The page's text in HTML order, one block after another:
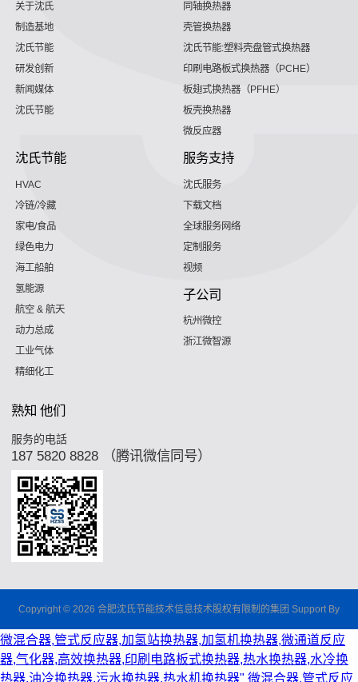
关于沈氏
制造基地
沈氏节能
研发创新
新闻媒体
沈氏节能
同轴换热器
壳管换热器
沈氏节能:塑料壳盘管式换热器
印刷电路板式换热器（PCHE）
板翅式换热器（PFHE）
板壳换热器
微反应器
沈氏节能
HVAC
冷链/冷藏
家电/食品
绿色电力
海工船舶
氢能源
航空 & 航天
动力总成
工业气体
精细化工
服务支持
沈氏服务
下载文档
全球服务网络
定制服务
视频
子公司
杭州微控
浙江微智源
熟知 他们
服务的电話
187 5820 8828 （腾讯微信同号）
Copyright © 2026 合肥沈氏节能技术信息技术股权有限制的集团 Support By
微混合器,管式反应器,加氢站换热器,加氢机换热器,微通道反应
器,气化器,高效换热器,印刷电路板式换热器,热水换热器,水冷换
热器,油冷换热器,污水换热器,热水机换热器" 微混合器,管式反应